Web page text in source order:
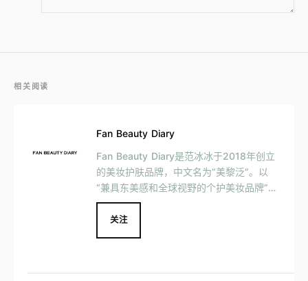
相关阅读
Fan Beauty Diary
Fan Beauty Diary是范冰冰于2018年创立
的美妆护肤品牌，中文名为“美黎泛”。以
“兼具东美感和全球视野的个护美妆品牌”为
愿景，主打自然美肤、科技美肤和情绪美
肤，产品涵盖面膜、护肤品、彩妆、洗护等
全品类。
关注